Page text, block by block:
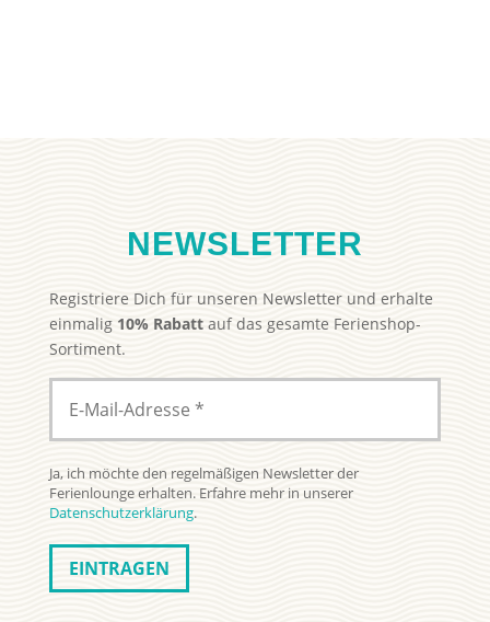
NEWSLETTER
Registriere Dich für unseren Newsletter und erhalte
einmalig 10% Rabattauf das gesamte Ferienshop-
Sortiment.
Ja, ich möchte den regelmäßigen Newsletter der
Ferienlounge erhalten. Erfahre mehr in unserer
Datenschutzerklärung.